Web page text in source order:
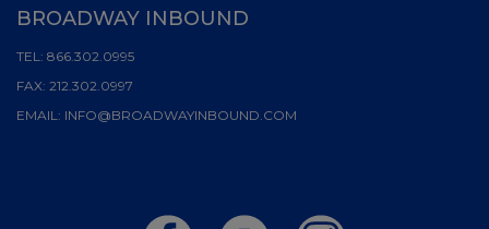
BROADWAY INBOUND
TEL: 866.302.0995
FAX: 212.302.0997
EMAIL: INFO@BROADWAYINBOUND.COM